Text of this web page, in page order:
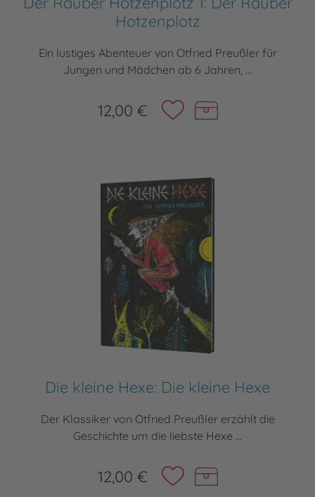
Hotzenplotz
Ein lustiges Abenteuer von Otfried Preußler für
Jungen und Mädchen ab 6 Jahren, ...
12,00 €
Die kleine Hexe: Die kleine Hexe
Der Klassiker von Otfried Preußler erzählt die
Geschichte um die liebste Hexe ...
12,00 €